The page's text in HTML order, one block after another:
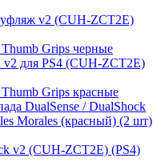
v2 (CUH-ZCT2E)
Grips черные
v2 для PS4 (CUH-ZCT2E)
Grips красные
DualSense / DualShock
Morales (красный) (2 шт)
v2 (CUH-ZCT2E) (PS4)